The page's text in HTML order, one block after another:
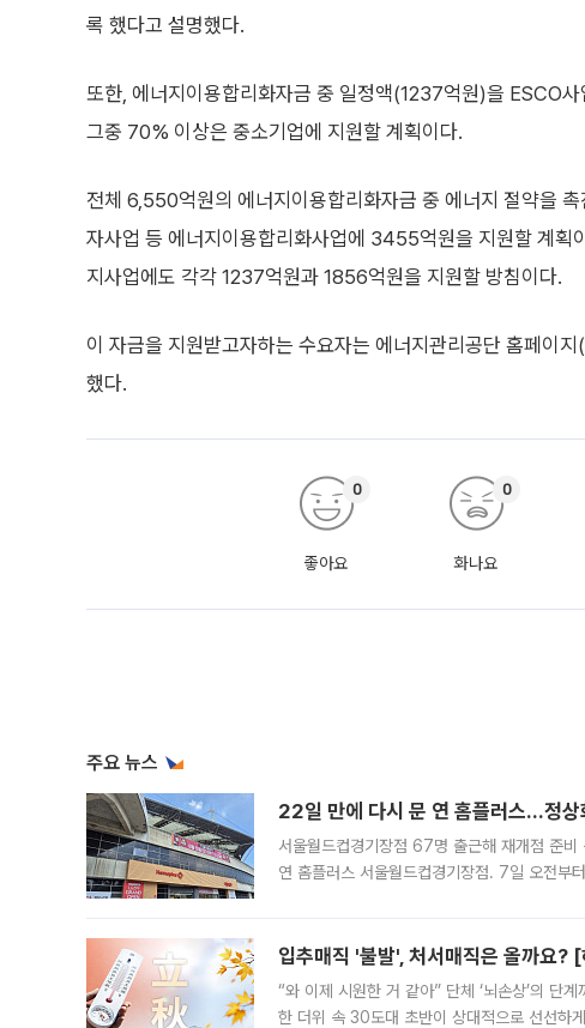
록 했다고 설명했다.
또한, 에너지이용합리화자금 중 일정액(1237억원)을 ESCO
그중 70% 이상은 중소기업에 지원할 계획이다.
전체 6,550억원의 에너지이용합리화자금 중 에너지 절약을
자사업 등 에너지이용합리화사업에 3455억원을 지원할 계획
지사업에도 각각 1237억원과 1856억원을 지원할 방침이다.
이 자금을 지원받고자하는 수요자는 에너지관리공단 홈페이
했다.
좋아요
0
화나요
0
주요 뉴스
22일 만에 다시 문 연 홈플러스…정상
서울월드컵경기장점 67명 출근해 재개점 준
연 홈플러스 서울월드컵경기장점. 7일 오전부
입추매직 '불발', 처서매직은 올까요?
“와 이제 시원한 거 같아” 단체 ‘뇌손상’의 단
한 더위 속 30도대 초반이 상대적으로 선선하